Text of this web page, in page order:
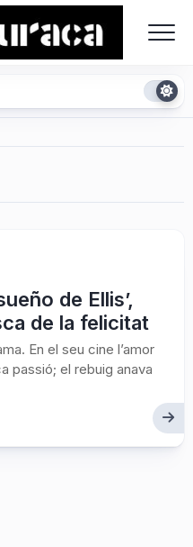
de Ellis’,
de la felicitat
En el seu cine l’amor
passió; el rebuig anava